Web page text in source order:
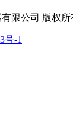
限公司 版权所
号-1